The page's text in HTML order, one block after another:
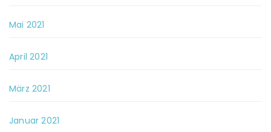
Mai 2021
April 2021
März 2021
Januar 2021